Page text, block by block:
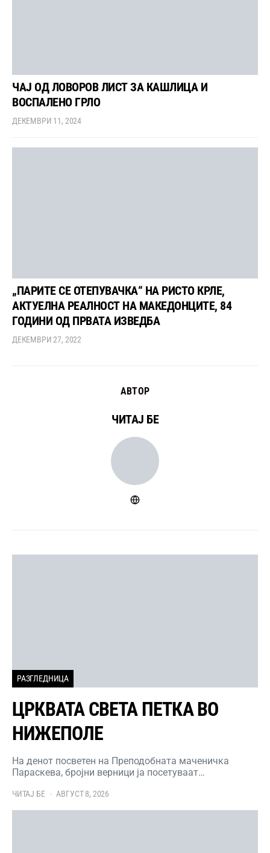
ЧАЈ ОД ЛОВОРОВ ЛИСТ ЗА КАШЛИЦА И
ВОСПАЛЕНО ГРЛО
ДЕКЕМВРИ 11, 2024
„ПАРИТЕ СЕ ОТЕПУВАЧКА“ НА РИСТО КРЛЕ,
АКТУЕЛНА РЕАЛНОСТ НА МАКЕДОНЦИТЕ, 84
ГОДИНИ ОД ПРВАТА ИЗВЕДБА
ДЕКЕМВРИ 27, 2022
АВТОР
ЧИТАЈ БЕ
РАЗГЛЕДНИЦА
ЦРКВАТА СВЕТА ПЕТКА ВО
НИЖЕПОЛЕ
На денот посветен на Преподобната маченичка
Параскева, бројни верници ја посетуваат…
ЧИТАЈ БЕ АВГУСТ 8, 2026